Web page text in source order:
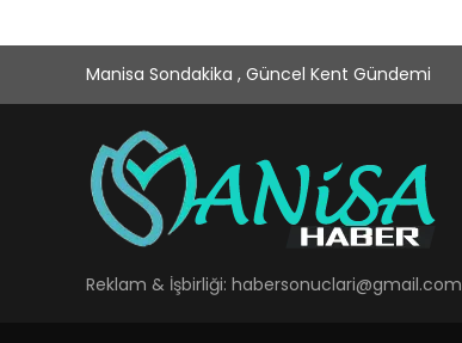
Manisa Sondakika , Güncel Kent Gündemi
Reklam & İşbirliği: habersonuclari@gmail.com